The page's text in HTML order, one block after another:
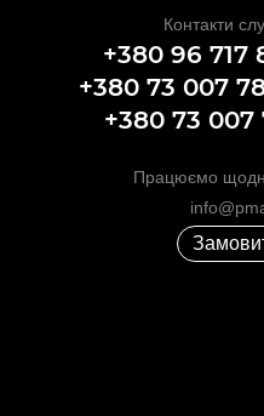
Контакти
+380 96 717
+380 73 007
+380 73 007
Працюємо